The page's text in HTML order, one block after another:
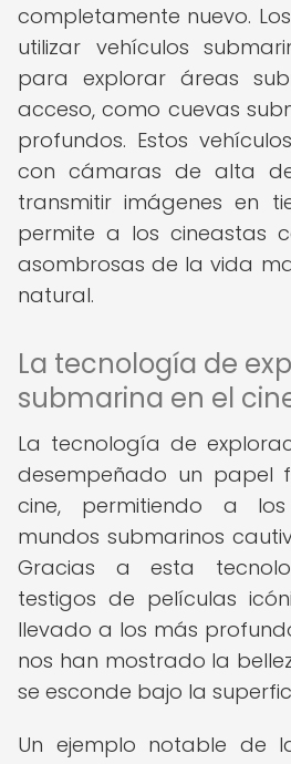
completamente nuevo.
utilizar vehículos
para explorar áreas
acceso, como cuevas
profundos. Estos
con cámaras de alta
transmitir imágenes en
permite a los cineastas
asombrosas de la vida
natural.
La tecnología de
submarina en el
La tecnología de
desempeñado un papel
cine, permitiendo a
mundos submarinos
Gracias a esta
testigos de películas
llevado a los más
nos han mostrado la
se esconde bajo la
Un ejemplo notable de